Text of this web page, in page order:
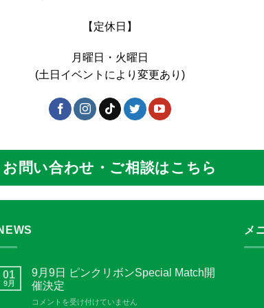
【定休日】
月曜日・火曜日
(土日イベントにより変更あり)
お問い合わせ・ご相談はこちら
01
9月
9月9日 ピンクリボンSpecial Match開
催決定
9コメントを受け付けていません
メ